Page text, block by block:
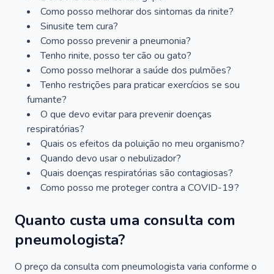
Como posso melhorar dos sintomas da rinite?
Sinusite tem cura?
Como posso prevenir a pneumonia?
Tenho rinite, posso ter cão ou gato?
Como posso melhorar a saúde dos pulmões?
Tenho restrições para praticar exercícios se sou
fumante?
O que devo evitar para prevenir doenças
respiratórias?
Quais os efeitos da poluição no meu organismo?
Quando devo usar o nebulizador?
Quais doenças respiratórias são contagiosas?
Como posso me proteger contra a COVID-19?
Quanto custa uma consulta com
pneumologista?
O preço da consulta com pneumologista varia conforme o